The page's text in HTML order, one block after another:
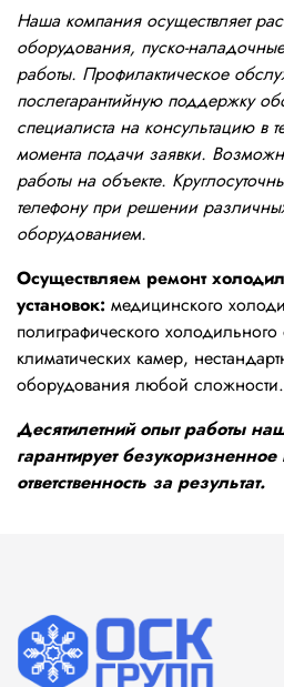
Наша компания осуществляет
оборудования, пуско-
работы. Профилактическое
послегарантийную поддержку
специалиста на консультацию в
момента подачи заявки.
работы на объекте.
телефону при решении
оборудованием.
Осуществляем ремонт
установок: медицинского
полиграфического
климатических камер,
оборудования любой сложности.
Десятилетний опыт работы
гарантирует
ответственность за результат.